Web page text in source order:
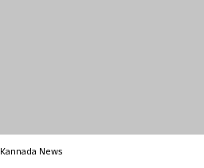
Kannada News